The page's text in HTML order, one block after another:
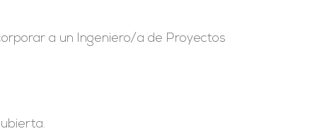
a un Ingeniero/a de Proyectos